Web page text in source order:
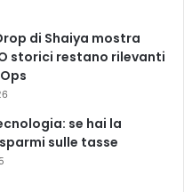
di Shaiya mostra
storici restano rilevanti
se hai la
sulle tasse